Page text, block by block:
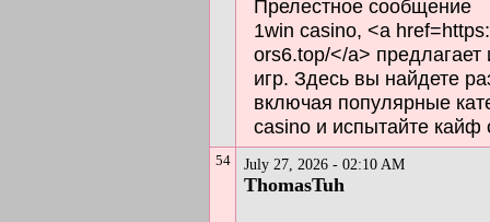
Прелестное сообщение
1win casino, <a
ors6.top/</a>
игр. Здесь вы найдете
включая популярные
casino и испытайте кайф
54 July 27, 2026 - 02:10 AM
ThomasTuh